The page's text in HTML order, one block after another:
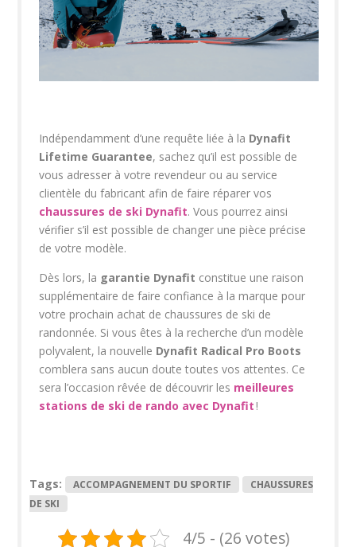
Indépendamment d’une requête liée à la Dynafit
Lifetime Guarantee, sachez qu’il est possible de
vous adresser à votre revendeur ou au service
clientèle du fabricant afin de faire réparer vos
chaussures de ski Dynafit. Vous pourrez ainsi
vérifier s’il est possible de changer une pièce précise
de votre modèle.
Dès lors, la garantie Dynafit constitue une raison
supplémentaire de faire confiance à la marque pour
votre prochain achat de chaussures de ski de
randonnée. Si vous êtes à la recherche d’un modèle
polyvalent, la nouvelle Dynafit Radical Pro Boots
comblera sans aucun doute toutes vos attentes. Ce
sera l’occasion rêvée de découvrir les meilleures
stations de ski de rando avec Dynafit !
Tags: ACCOMPAGNEMENT DU SPORTIF
CHAUSSURES
DE SKI
4/5 - (26 votes)